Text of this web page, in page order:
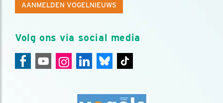
AANMELDEN VOGELNIEUWS
Volg ons via social media